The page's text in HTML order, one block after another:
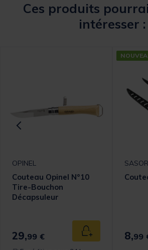
Ces produits
intéresser :
panier
OPINEL
Couteau Opinel N°10
Tire-Bouchon
Décapsuleur
29,99 € Ajouter au panier
8,99